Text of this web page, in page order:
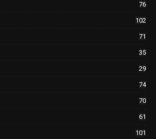
76
102
71
35
29
74
70
61
101